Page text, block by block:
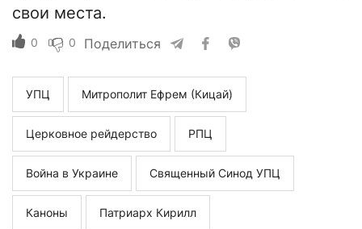
свои места.
0 0 Поделиться
УПЦ Митрополит Ефрем (Кицай)
Церковное рейдерство РПЦ
Война в Украине Священный Синод УПЦ
Каноны Патриарх Кирилл